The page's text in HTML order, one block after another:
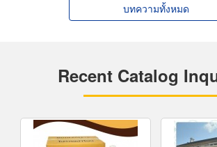
บทความทั้งหมด
Recent Catalog